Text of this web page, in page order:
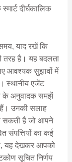
दीर्घकालिक
याद रखें कि
तरह है। यह बदलता
आवश्यक सुझावों में
स्थानीय एजेंट
के अनुवादक समझें
उनकी सलाह
सकती है जो आपने
संपत्तियों का कई
यह देखकर आपको
सूचित निर्णय